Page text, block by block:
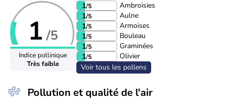
1 /5
Indice pollinique
Très faible
1/5
Ambroisies
1/5
Aulne
1/5
Armoises
1/5
Bouleau
1/5
Graminées
1/5
Olivier
Voir tous les pollens
Pollution et qualité de l'air